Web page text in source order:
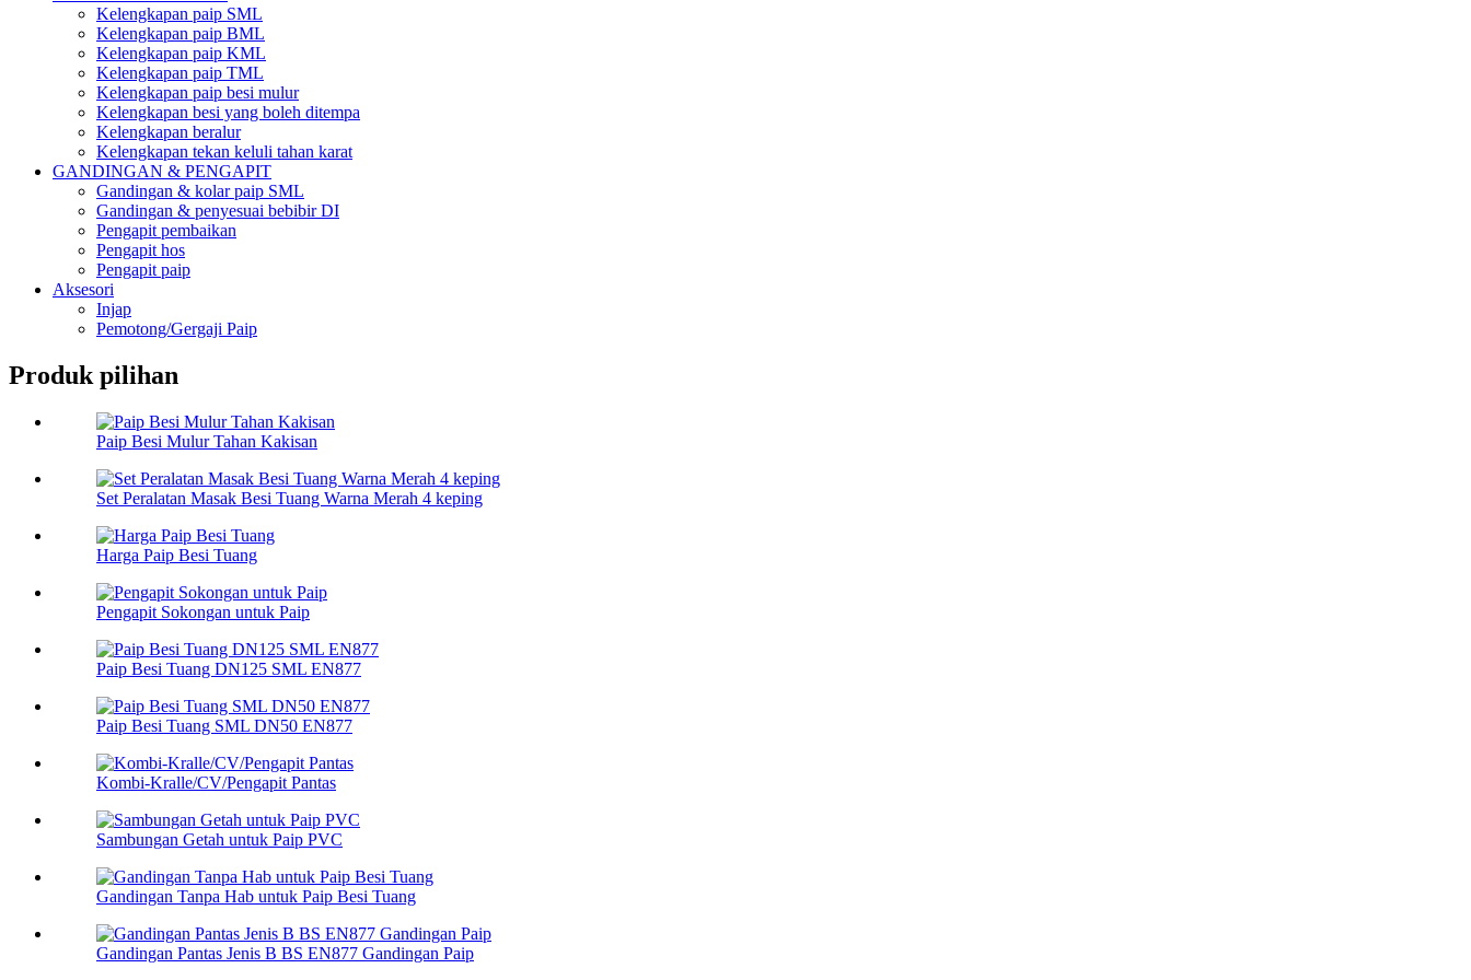
Kelengkapan paip SML
Kelengkapan paip BML
Kelengkapan paip KML
Kelengkapan paip TML
Kelengkapan paip besi mulur
Kelengkapan besi yang boleh ditempa
Kelengkapan beralur
Kelengkapan tekan keluli tahan karat
GANDINGAN & PENGAPIT
Gandingan & kolar paip SML
Gandingan & penyesuai bebibir DI
Pengapit pembaikan
Pengapit hos
Pengapit paip
Aksesori
Injap
Pemotong/Gergaji Paip
Produk pilihan
Paip Besi Mulur Tahan Kakisan
Set Peralatan Masak Besi Tuang Warna Merah 4 keping
Harga Paip Besi Tuang
Pengapit Sokongan untuk Paip
Paip Besi Tuang DN125 SML EN877
Paip Besi Tuang SML DN50 EN877
Kombi-Kralle/CV/Pengapit Pantas
Sambungan Getah untuk Paip PVC
Gandingan Tanpa Hab untuk Paip Besi Tuang
Gandingan Pantas Jenis B BS EN877 Gandingan Paip